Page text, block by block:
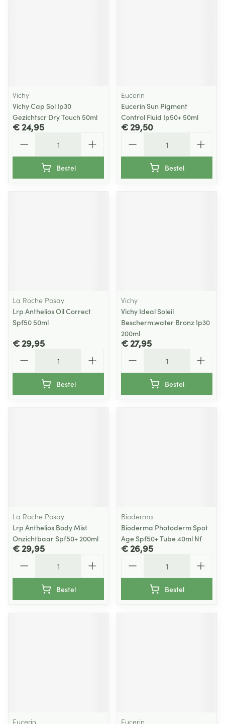
Vichy
Vichy Cap Sol Ip30
Gezichtscr Dry Touch 50ml
€ 24,95
Bestel
Eucerin
Eucerin Sun Pigment
Control Fluid Ip50+ 50ml
€ 29,50
Bestel
La Roche Posay
Lrp Anthelios Oil Correct
Spf50 50ml
€ 29,95
Bestel
Vichy
Vichy Ideal Soleil
Bescherm.water Bronz Ip30
200ml
€ 27,95
Bestel
La Roche Posay
Lrp Anthelios Body Mist
Onzichtbaar Spf50+ 200ml
€ 29,95
Bestel
Bioderma
Bioderma Photoderm Spot
Age Spf50+ Tube 40ml Nf
€ 26,95
Bestel
Eucerin Eucerin